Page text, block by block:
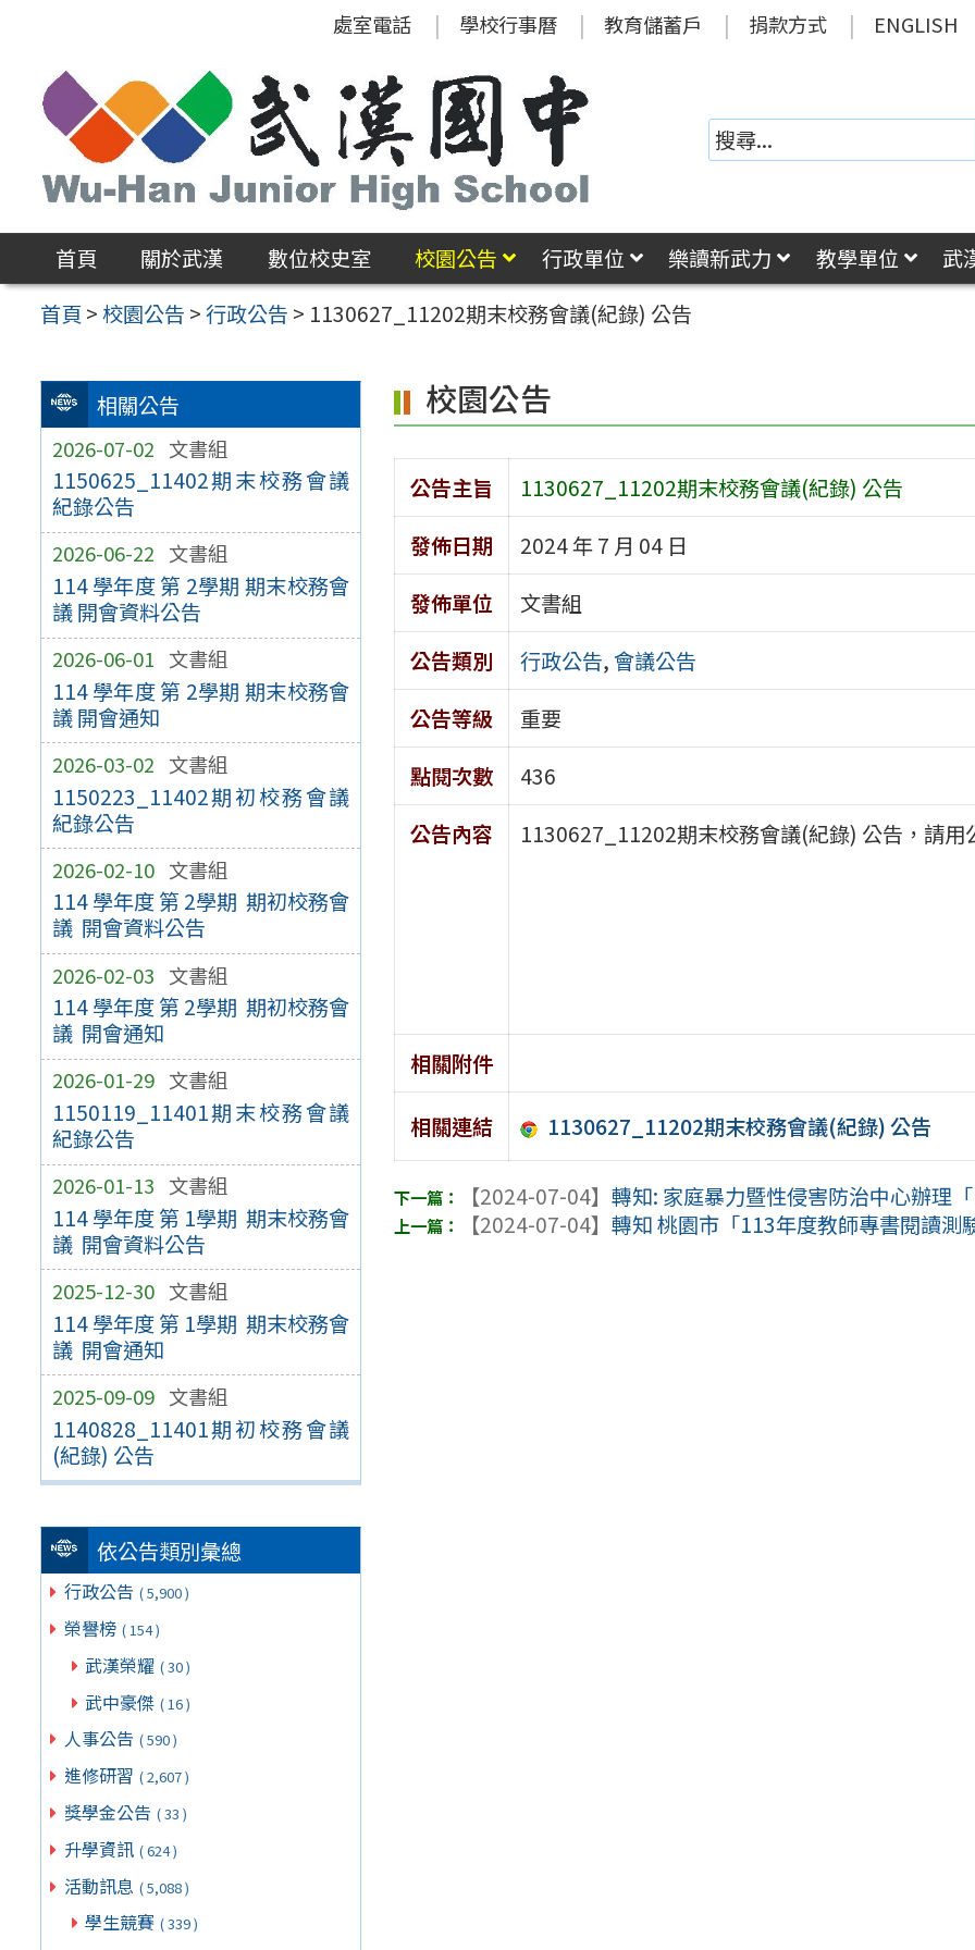
區
處室電話 學校行事曆 教育儲蓄戶 捐款方式 ENGLISH
首頁 關於武漢 數位校史室 校園公告 行政單位 樂讀新武力 教學單位 武
首頁 >校園公告 >行政公告 > 1130627_11202期末校務會議(紀錄) 公告
相關公告
2026-07-02 文書組
1150625_11402期末校務會議
紀錄公告
2026-06-22 文書組
114 學年度 第 2學期 期末校務會
議 開會資料公告
2026-06-01 文書組
114 學年度 第 2學期 期末校務會
議 開會通知
2026-03-02 文書組
1150223_11402期初校務會議
紀錄公告
2026-02-10 文書組
114 學年度 第 2學期 期初校務會
議 開會資料公告
2026-02-03 文書組
114 學年度 第 2學期 期初校務會
議 開會通知
2026-01-29 文書組
1150119_11401期末校務會議
紀錄公告
2026-01-13 文書組
114 學年度 第 1學期 期末校務會
議 開會資料公告
2025-12-30 文書組
114 學年度 第 1學期 期末校務會
議 開會通知
2025-09-09 文書組
1140828_11401期初校務會議
(紀錄) 公告
依公告類別彙總
行政公告 ( 5,900 )
榮譽榜 ( 154 )
武漢榮耀 ( 30 )
武中豪傑 ( 16 )
人事公告 ( 590 )
進修研習 ( 2,607 )
獎學金公告 ( 33 )
升學資訊 ( 624 )
活動訊息 ( 5,088 )
學生競賽 ( 339 )
校園公告
公告主旨
1130627_11202期末校務會議(紀錄) 公告
發佈日期
2024 年 7 月 04 日
發佈單位
文書組
公告類別
行政公告,會議公告
公告等級
重要
點閱次數
436
公告內容
1130627_11202期末校務會議(紀錄) 公告，請用
相關附件
相關連結 1130627_11202期末校務會議(紀錄) 公告
【2024-07-04】轉知: 家庭暴力暨性侵害防治中心辦理
【2024-07-04】轉知 桃園市「113年度教師專書閱讀測